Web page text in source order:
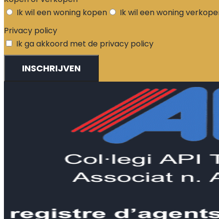
Ik wil een woning kopen
Ik wil een woning
Privacy policy
Ik ga akkoord met de privacy policy
INSCHRIJVEN